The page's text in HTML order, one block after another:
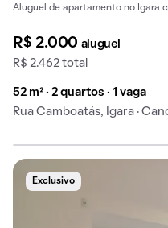
Aluguel de apartamento no Igara
R$ 2.000 aluguel
R$ 2.462 total
52 m² · 2 quartos · 1 vaga
Rua Camboatás, Igara ·
Exclusivo